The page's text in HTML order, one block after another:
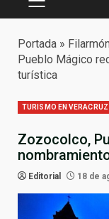
Menú
principal
Portada »
Pueblo Mágico
turística
TURISMO EN VERACRUZ
Zozocolco,
Editorial 18 de